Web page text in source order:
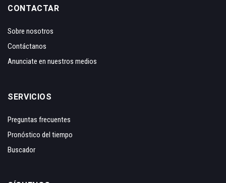
CONTACTAR
Sobre nosotros
Contáctanos
Anunciate en nuestros medios
SERVICIOS
Preguntas frecuentes
Pronóstico del tiempo
Buscador